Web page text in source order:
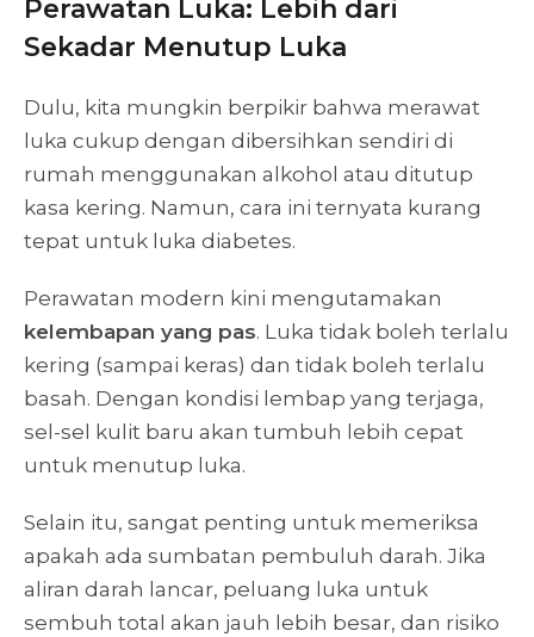
Perawatan Luka: Lebih dari
Sekadar Menutup Luka
Dulu, kita mungkin berpikir bahwa merawat
luka cukup dengan dibersihkan sendiri di
rumah menggunakan alkohol atau ditutup
kasa kering. Namun, cara ini ternyata kurang
tepat untuk luka diabetes.
Perawatan modern kini mengutamakan
kelembapan yang pas. Luka tidak boleh terlalu
kering (sampai keras) dan tidak boleh terlalu
basah. Dengan kondisi lembap yang terjaga,
sel-sel kulit baru akan tumbuh lebih cepat
untuk menutup luka.
Selain itu, sangat penting untuk memeriksa
apakah ada sumbatan pembuluh darah. Jika
aliran darah lancar, peluang luka untuk
sembuh total akan jauh lebih besar, dan risiko